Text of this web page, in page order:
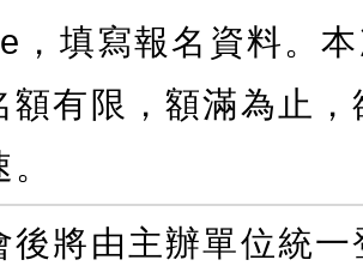
，填寫報名資料。
額有限，額滿為止，
後將由主辦單位統一